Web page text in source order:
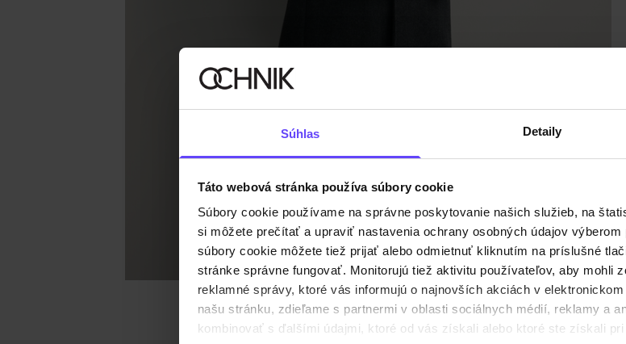
Súhlas Detaily
Táto webová stránka používa súbory cookie
Súbory cookie používame na správne poskytovanie našich služieb, na
si môžete prečítať a upraviť nastavenia ochrany osobných údajov
súbory cookie môžete tiež prijať alebo odmietnuť kliknutím na príslušné
stránke správne fungovať. Monitorujú tiež aktivitu používateľov, aby mohli
reklamné správy, ktoré vás informujú o najnovších akciách v
našu stránku, zdieľame s partnermi v oblasti sociálnych médií, reklamy a
kombinovať s ďalšími údajmi, ktoré od vás získali alebo ktoré ste získali pri